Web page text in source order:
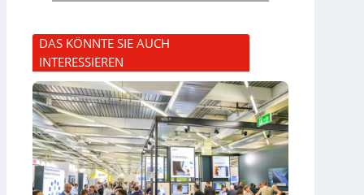
DAS KÖNNTE SIE AUCH
INTERESSIEREN